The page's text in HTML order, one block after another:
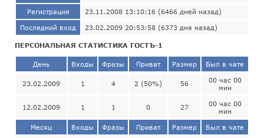
Регистрация 23.11.2008 13:10:16 (6466 дней назад)
Последний вход 23.02.2009 20:53:58 (6373 дня назад)
ПЕРСОНАЛЬНАЯ СТАТИСТИКА ГОСТЪ-1
День Входы Фразы Приват Размер Был в чате
23.02.2009 1 4 2 (50%) 56
00 час 00
мин
12.02.2009 1 1 0 27
00 час 00
мин
Месяц Входы Фразы Приват Размер Был в чате